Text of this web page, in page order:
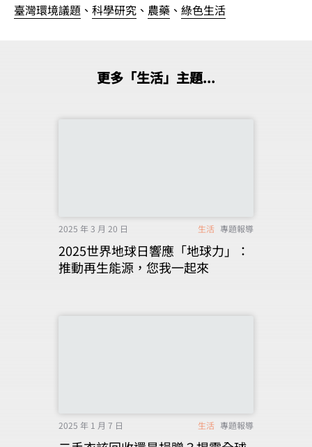
臺灣環境議題 、 科學研究 、 農藥 、 綠色生活
更多「生活」主題...
2025 年 3 月 20 日 生活 專題報導
2025世界地球日響應「地球力」：
推動再生能源，您我一起來
2025 年 1 月 7 日 生活 專題報導